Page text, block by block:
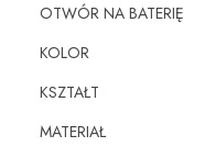
OTWÓR NA BATERIĘ
KOLOR
KSZTAŁT
MATERIAŁ